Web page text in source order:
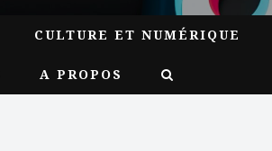
CULTURE ET NUMÉRIQUE
A PROPOS